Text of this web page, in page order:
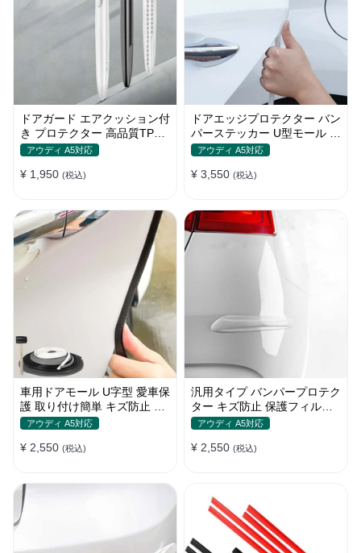
ドアガード エアクッション付
き プロテクター 高品質TPU
製 キズ防止 取り付け簡単
アウディ A5対応
¥ 1,950 (税込)
ドアエッジプロテクター バン
パーステッカー U型モール キ
ズ防止 取り付け簡単 騒音低
アウディ A5対応
¥ 3,550 (税込)
車用ドアモール U字型 愛車保
護 取り付け簡単 キズ防止 騒
音低減 5m バンパーストリッ
アウディ A5対応
¥ 2,550 (税込)
汎用タイプ バンパープロテク
ター キズ防止 保護フィルム
取り付け簡単 フィット感抜群
アウディ A5対応
¥ 2,550 (税込)